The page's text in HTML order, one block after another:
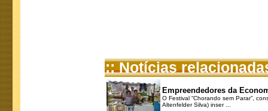
:: Notícias
Empreendedores da
O Festival “Chorando sem Parar”,
Altenfelder Silva) inser ...